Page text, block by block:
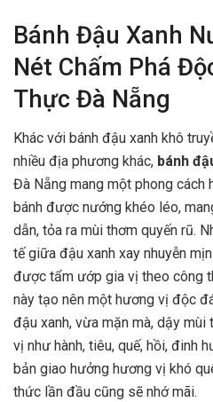
Bánh Đậu Xanh
Nét Chấm Phá
Thực Đà Nẵng
Khác với bánh đậu xanh khô
nhiều địa phương khác, bánh
Đà Nẵng mang một phong cách
bánh được nướng khéo léo,
dẫn, tỏa ra mùi thơm quyến rũ.
tế giữa đậu xanh xay nhuyễn
được tẩm ướp gia vị theo công
này tạo nên một hương vị độc
đậu xanh, vừa mặn mà, dậy
vị như hành, tiêu, quế, hồi, đinh
bản giao hưởng hương vị khó
thức lần đầu cũng sẽ nhớ mãi.